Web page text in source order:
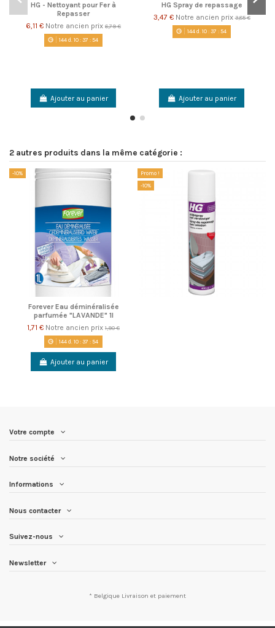
HG - Nettoyant pour Fer à
Repasser
6,11 € Notre ancien prix 6,79 €
144d.10:37 :54
Ajouter au panier
HG Spray de repassage
3,47 € Notre ancien prix3,85 €
144d.10:37 :54
Ajouter au panier
2 autres produits dans la même catégorie :
-10%
Forever Eau déminéralisée
parfumée "LAVANDE" 1l
1,71 € Notre ancien prix 1,90 €
144d. 10:37 :54
Ajouter au panier
Promo !
-10%
Votre compte
Notre société
Informations
Nous contacter
Suivez-nous
Newsletter
* Belgique Livraison et paiement